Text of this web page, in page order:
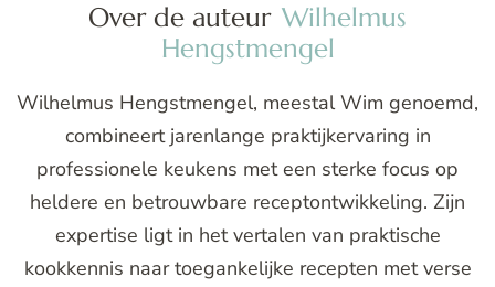
Over de auteur Wilhelmus
Hengstmengel
Wilhelmus Hengstmengel, meestal Wim genoemd,
combineert jarenlange praktijkervaring in
professionele keukens met een sterke focus op
heldere en betrouwbare receptontwikkeling. Zijn
expertise ligt in het vertalen van praktische
kookkennis naar toegankelijke recepten met verse